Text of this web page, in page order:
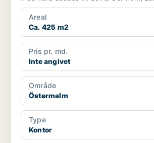
Areal
Ca. 425 m2
Pris pr. md.
Inte angivet
Område
Östermalm
Type
Kontor